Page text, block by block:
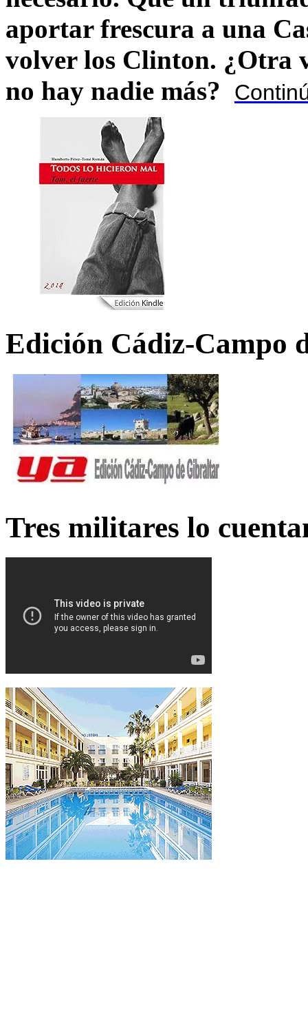
aportar frescura a una
volver los Clinton. ¿Otra
no hay nadie más?
Edición Cádiz-Campo
Tres militares lo